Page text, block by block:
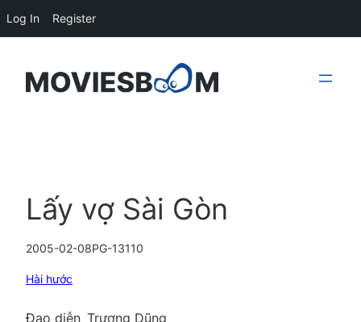
content
Lấy vợ Sài Gòn
2005-02-08PG-13110
Hài hước
Đạo diễn Trương Dũng
Log In Register